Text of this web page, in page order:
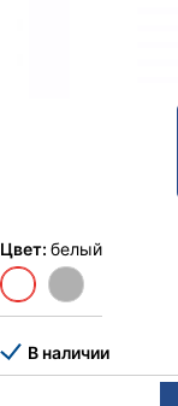
Цвет: белый
В наличии